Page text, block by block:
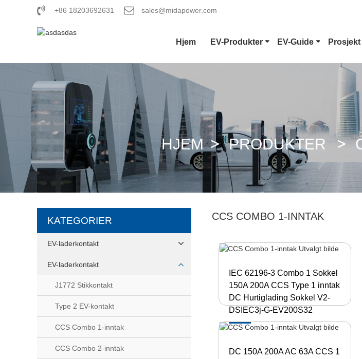
+86 18203692631 sales@midapower.com
Hjem EV-Produkter
CCS Combo 1
GB/T DC-Pistol
EV-Guide Prosjekt
HJEM PRODUKTER
KATEGORIER
EV-laderkontakt
EV-laderkontakt
J1772 Stikkontakt
Type 2 EV-kontakt
CCS Combo 1-inntak
CCS Combo 2-inntak
CCS COMBO 1-INNTAK
IEC 62196-3 Combo 1 Sokkel
150A 200A CCS Type 1 inntak
DC Hurtiglading Sokkel V2-
DSIEC3j-G-EV200S32
DC 150A 200A AC 63A CCS 1